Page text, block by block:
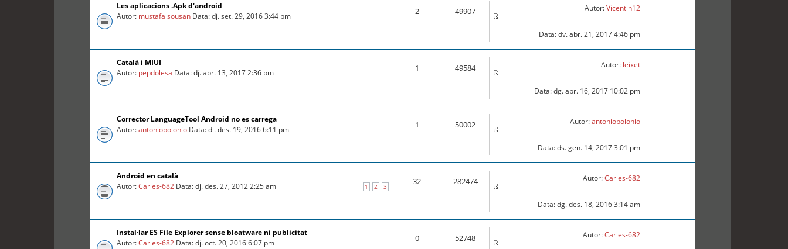
Les aplicacions .Apk d'android
Autor: mustafa sousan Data: dj. set. 29, 2016 3:44 pm 2 49907 Autor:Vicentin12
Data: dv. abr. 21, 2017 4:46 pm
Català i MIUI
Autor: pepdolesa Data: dj. abr. 13, 2017 2:36 pm 1 49584 Autor: leixet
Data: dg. abr. 16, 2017 10:02 pm
Corrector LanguageTool Android no es carrega
Autor:antoniopolonio Data: dl. des. 19, 2016 6:11 pm 1 50002 Autor:antoniopolonio
Data: ds. gen. 14, 2017 3:01 pm
Android en català
1 2 3
Autor:Carles-682 Data: dj. des. 27, 2012 2:25 am 32 282474 Autor:Carles-682
Data: dg. des. 18, 2016 3:14 am
Instal·lar ES File Explorer sense bloatware ni publicitat
Autor:Carles-682 Data: dj. oct. 20, 2016 6:07 pm 0 52748 Autor:Carles-682